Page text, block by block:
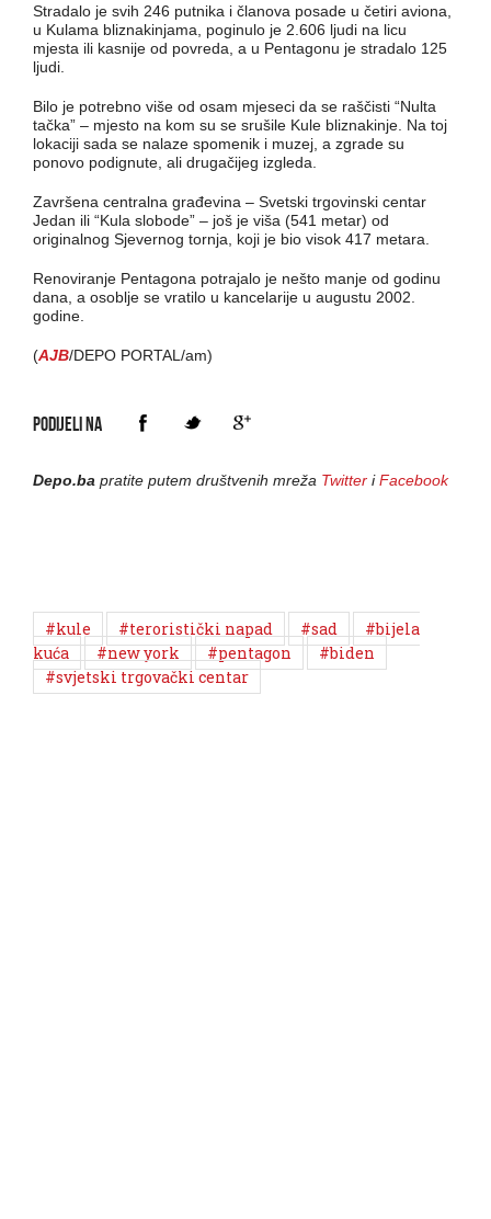
Stradalo je svih 246 putnika i članova posade u četiri aviona,
u Kulama bliznakinjama, poginulo je 2.606 ljudi na licu
mjesta ili kasnije od povreda, a u Pentagonu je stradalo 125
ljudi.
Bilo je potrebno više od osam mjeseci da se raščisti “Nulta
tačka” – mjesto na kom su se srušile Kule bliznakinje. Na toj
lokaciji sada se nalaze spomenik i muzej, a zgrade su
ponovo podignute, ali drugačijeg izgleda.
Završena centralna građevina – Svetski trgovinski centar
Jedan ili “Kula slobode” – još je viša (541 metar) od
originalnog Sjevernog tornja, koji je bio visok 417 metara.
Renoviranje Pentagona potrajalo je nešto manje od godinu
dana, a osoblje se vratilo u kancelarije u augustu 2002.
godine.
(AJB/DEPO PORTAL/am)
PODIJELI NA
Depo.ba pratite putem društvenih mreža Twitter iFacebook
#kule #teroristički napad #sad
#bijela
kuća
#new york #pentagon
#biden
#svjetski trgovački centar